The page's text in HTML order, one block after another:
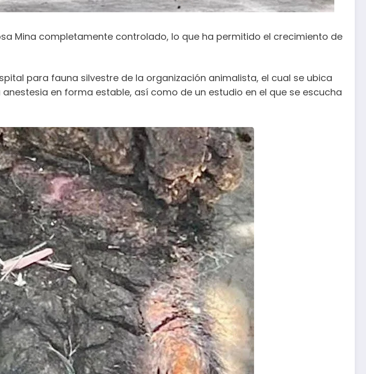
Mina completamente controlado, lo que ha permitido el crecimiento de
para fauna silvestre de la organización animalista, el cual se ubica
en forma estable, así como de un estudio en el que se escucha